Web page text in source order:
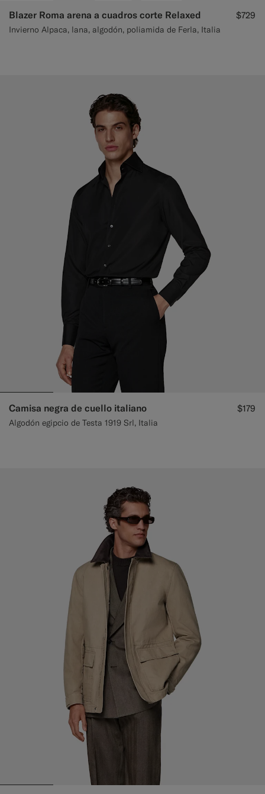
Blazer Roma arena a cuadros corte Relaxed
Invierno Alpaca, lana, algodón, poliamida de Ferla, Italia
$729
Camisa negra de cuello italiano
Algodón egipcio de Testa 1919 Srl, Italia
$179